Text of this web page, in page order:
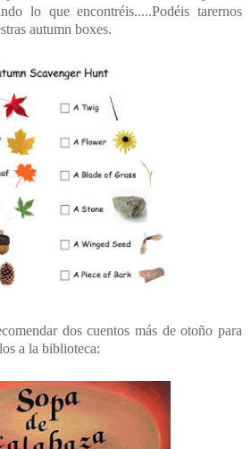
lo que encontréis.....Podéis tarernos
autumn boxes.
dos cuentos más de otoño para
a la biblioteca: